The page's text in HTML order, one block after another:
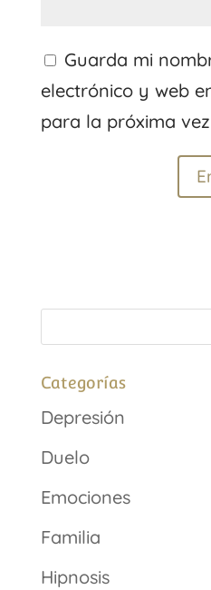
Guarda mi
electrónico y web
para la próxima
Categorías
Depresión
Duelo
Emociones
Familia
Hipnosis